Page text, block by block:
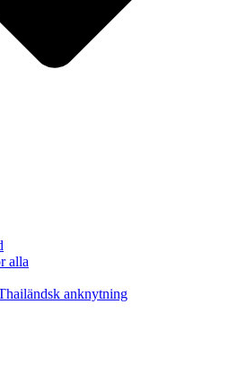
alla
anknytning